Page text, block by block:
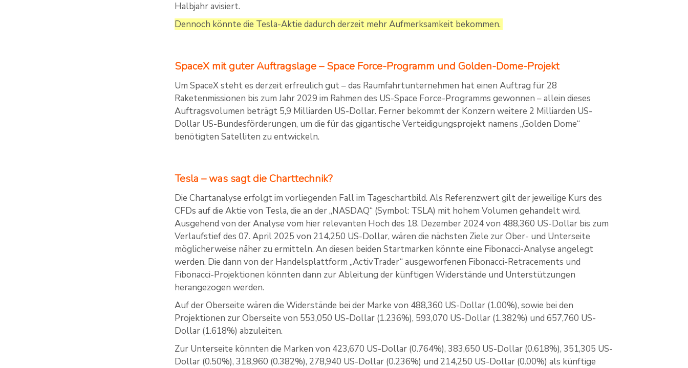
Halbjahr avisiert.
Dennoch könnte die Tesla-Aktie dadurch derzeit mehr Aufmerksamkeit bekommen.
SpaceX mit guter Auftragslage – Space Force-Programm und Golden-Dome-Projekt
Um SpaceX steht es derzeit erfreulich gut – das Raumfahrtunternehmen hat einen Auftrag für 28
Raketenmissionen bis zum Jahr 2029 im Rahmen des US-Space Force-Programms gewonnen – allein dieses
Auftragsvolumen beträgt 5,9 Milliarden US-Dollar. Ferner bekommt der Konzern weitere 2 Milliarden US-
Dollar US-Bundesförderungen, um die für das gigantische Verteidigungsprojekt namens „Golden Dome“
benötigten Satelliten zu entwickeln.
Tesla – was sagt die Charttechnik?
Die Chartanalyse erfolgt im vorliegenden Fall im Tageschartbild. Als Referenzwert gilt der jeweilige Kurs des
CFDs auf die Aktie von Tesla, die an der „NASDAQ“ (Symbol: TSLA) mit hohem Volumen gehandelt wird.
Ausgehend von der Analyse vom hier relevanten Hoch des 18. Dezember 2024 von 488,360 US-Dollar bis zum
Verlaufstief des 07. April 2025 von 214,250 US-Dollar, wären die nächsten Ziele zur Ober- und Unterseite
möglicherweise näher zu ermitteln. An diesen beiden Startmarken könnte eine Fibonacci-Analyse angelegt
werden. Die dann von der Handelsplattform „ActivTrader“ ausgeworfenen Fibonacci-Retracements und
Fibonacci-Projektionen könnten dann zur Ableitung der künftigen Widerstände und Unterstützungen
herangezogen werden.
Auf der Oberseite wären die Widerstände bei der Marke von 488,360 US-Dollar (1.00%), sowie bei den
Projektionen zur Oberseite von 553,050 US-Dollar (1.236%), 593,070 US-Dollar (1.382%) und 657,760 US-
Dollar (1.618%) abzuleiten.
Zur Unterseite könnten die Marken von 423,670 US-Dollar (0.764%), 383,650 US-Dollar (0.618%), 351,305 US-
Dollar (0.50%), 318,960 (0.382%), 278,940 US-Dollar (0.236%) und 214,250 US-Dollar (0.00%) als künftige